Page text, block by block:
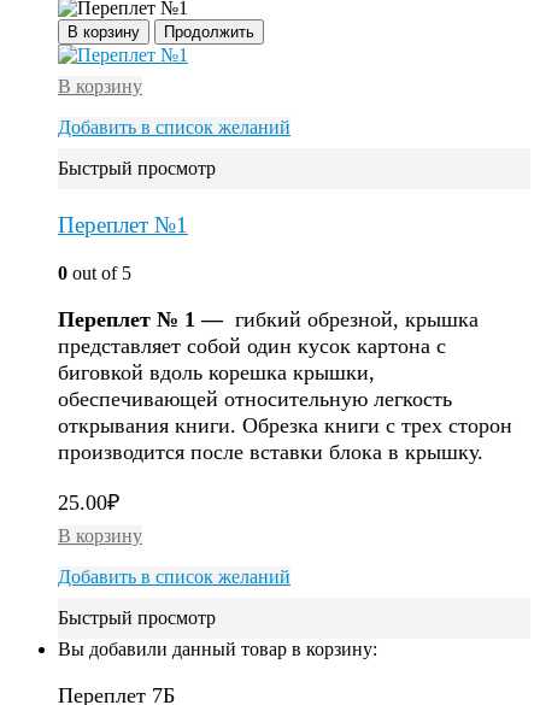
В корзину Продолжить
В корзину
Добавить в список желаний
Быстрый просмотр
Переплет №1
0 out of 5
Переплет № 1 — гибкий обрезной, крышка
представляет собой один кусок картона с
биговкой вдоль корешка крышки,
обеспечивающей относительную легкость
открывания книги. Обрезка книги с трех сторон
производится после вставки блока в крышку.
25.00₽
В корзину
Добавить в список желаний
Быстрый просмотр
Вы добавили данный товар в корзину:
Переплет 7Б